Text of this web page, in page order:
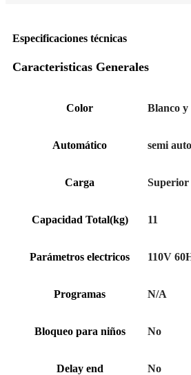
Especificaciones técnicas
Caracteristicas Generales
Color Blanco y
Automático semi
Carga Superior
Capacidad Total(kg) 11
Parámetros electricos 110V
Programas N/A
Bloqueo para niños No
Delay end No